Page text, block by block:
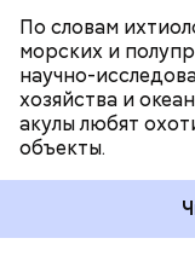
По словам
морских и
научно-
хозяйства и
акулы любят
объекты.
гидом.
— Ко всем этим
относиться
экспертов,
ангажированы.
— пояснил эксперт.